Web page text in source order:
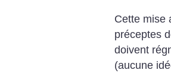
Cette mise
préceptes
doivent
(aucune